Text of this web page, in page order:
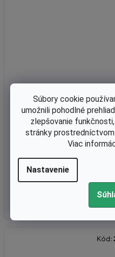
Súbory cookie
umožnili pohodlné
zlepšovanie
stránky
Viac
Nastavenie
Filter paliva
€2,40 bez DPH
Kód: